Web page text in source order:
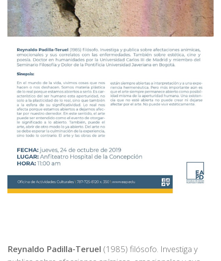
Reynaldo Padilla-Teruel (1985) filósofo. Investiga y